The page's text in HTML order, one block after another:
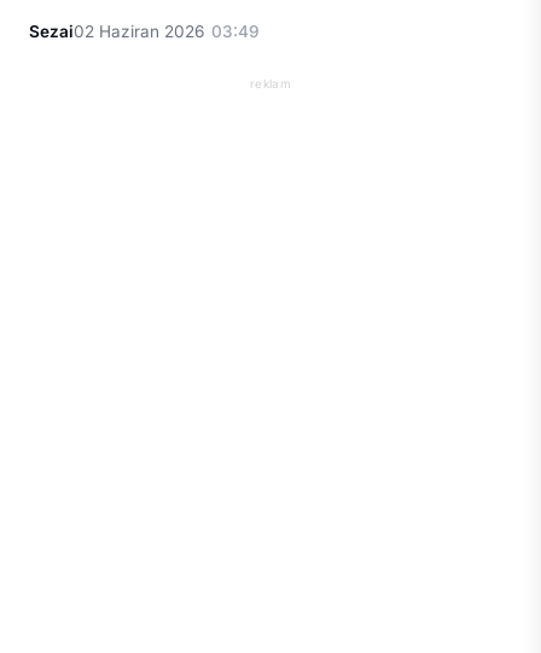
Sezai02 Haziran 2026 03:49
reklam